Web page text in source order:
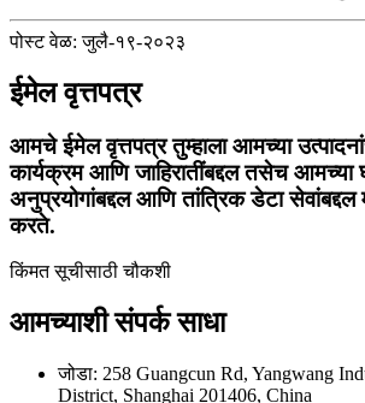
पोस्ट वेळ: जुलै-१९-२०२३
ईमेल वृत्तपत्र
आमचे ईमेल वृत्तपत्र तुम्हाला आमच्या
कार्यक्रम आणि जाहिरातींबद्दल तसेच आमच्या
अनुप्रयोगांबद्दल आणि तांत्रिक डेटा सेवांबद्दल
करते.
किंमत सूचीसाठी चौकशी
आमच्याशी संपर्क साधा
जोडा: 258 Guangcun Rd, Yangwang
District, Shanghai 201406, China